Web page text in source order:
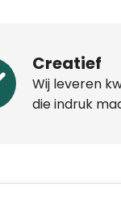
Creatief
Wij leveren
die indruk